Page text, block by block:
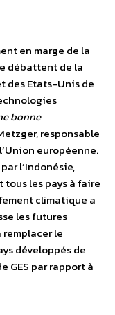
en marge de la
débattent de la
des Etats-Unis de
bonne
responsable
européenne.
l’Indonésie,
tous les pays à faire
climatique a
les futures
le
développés de
GES par rapport à